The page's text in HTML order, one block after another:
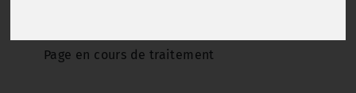
Page en cours de traitement